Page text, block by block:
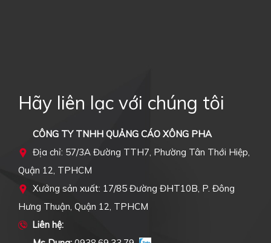
Hãy liên lạc với chúng tôi
CÔNG TY TNHH QUẢNG CÁO XÔNG PHA
Địa chỉ: 57/3A Đường TTH7, Phường Tân Thới Hiệp,
Quận 12, TPHCM
Xưởng sản xuất: 17/85 Đường ĐHT10B, P. Đông
Hưng Thuận, Quận 12, TPHCM
Liên hệ: